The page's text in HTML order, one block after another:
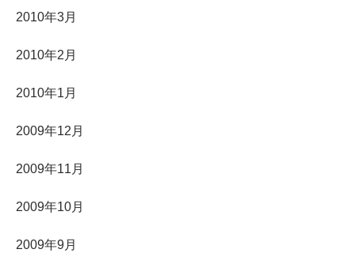
2010年3月
2010年2月
2010年1月
2009年12月
2009年11月
2009年10月
2009年9月